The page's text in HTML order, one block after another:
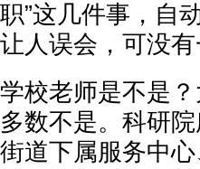
职”这几件事，自
让人误会，可没有
学校老师是不是
多数不是。科研
街道下属服务中